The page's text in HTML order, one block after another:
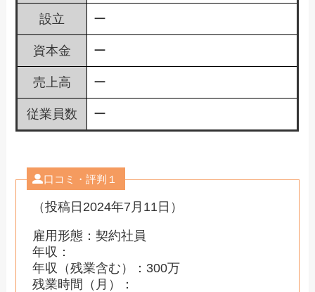
設立 ー
資本金 ー
売上高 ー
従業員数 ー
口コミ・評判１
（投稿日2024年7月11日）
雇用形態：契約社員
年収：
年収（残業含む）：300万
残業時間（月）：